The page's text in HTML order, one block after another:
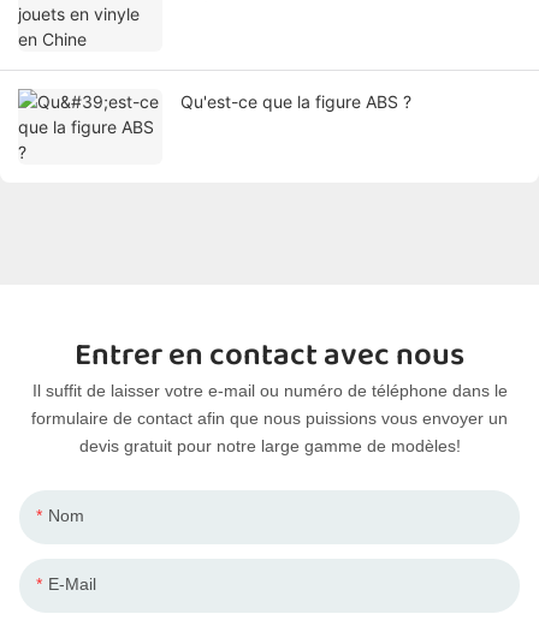
Qu'est-ce que la figure ABS ?
Entrer en contact avec nous
Il suffit de laisser votre e-mail ou numéro de téléphone dans le
formulaire de contact afin que nous puissions vous envoyer un
devis gratuit pour notre large gamme de modèles!
Nom
E-Mail